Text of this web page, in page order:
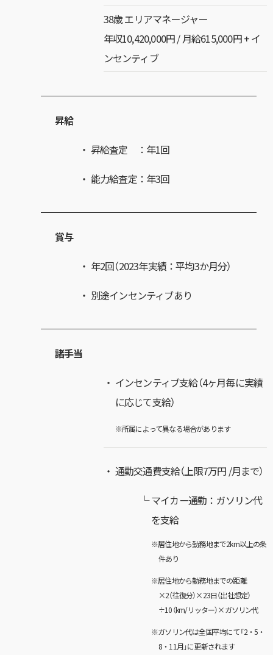
38歳 エリアマネージャー
年収10,420,000円 / 月給615,000円 + イ
ンセンティブ
昇給
昇給査定 ：年1回
能力給査定：年3回
賞与
年2回（2023年実績：平均3か月分）
別途インセンティブあり
諸手当
インセンティブ支給（4ヶ月毎に実績
に応じて支給）
※所属によって異なる場合があります
通勤交通費支給（上限7万円 /月まで）
マイカー通勤：ガソリン代
を支給
※居住地から勤務地まで2km以上の条
件あり
※居住地から勤務地までの距離
×2（往復分）×23日（出社想定）
÷10（km/リッター）×ガソリン代
※ガソリン代は全国平均にて「2・5・
8・11月」に更新されます